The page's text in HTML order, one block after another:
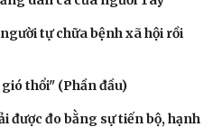
tự chữa bệnh xã hội rồi
thổi" (Phần đầu)
được đo bằng sự tiến bộ, hạnh